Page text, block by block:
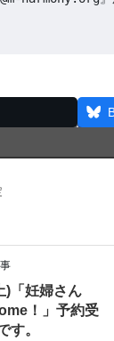
)「妊婦さん
！」予約受
す。